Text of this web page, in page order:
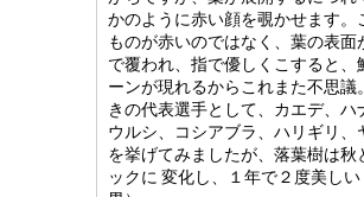
かのように赤い顔を覗かせます。
ものが赤いのではなく、葉の表面
で覆われ、指で優しくこすると、
ーンが現れるからこれまた不思議
きの代表選手として、カエデ、ハ
ウルシ、コシアブラ、ハリギリ、
を挙げてみましたが、落葉樹は秋
ックに 変化し、１年で２度美し